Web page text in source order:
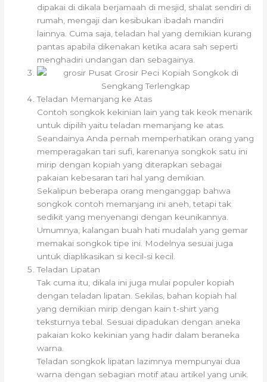
dipakai di dikala berjamaah di mesjid, shalat sendiri di
rumah, mengaji dan kesibukan ibadah mandiri
lainnya. Cuma saja, teladan hal yang demikian kurang
pantas apabila dikenakan ketika acara sah seperti
menghadiri undangan dan sebagainya.
Teladan Memanjang ke Atas
Contoh songkok kekinian lain yang tak keok menarik
untuk dipilih yaitu teladan memanjang ke atas.
Seandainya Anda pernah memperhatikan orang yang
memperagakan tari sufi, karenanya songkok satu ini
mirip dengan kopiah yang diterapkan sebagai
pakaian kebesaran tari hal yang demikian.
Sekalipun beberapa orang menganggap bahwa
songkok contoh memanjang ini aneh, tetapi tak
sedikit yang menyenangi dengan keunikannya.
Umumnya, kalangan buah hati mudalah yang gemar
memakai songkok tipe ini. Modelnya sesuai juga
untuk diaplikasikan si kecil-si kecil.
Teladan Lipatan
Tak cuma itu, dikala ini juga mulai populer kopiah
dengan teladan lipatan. Sekilas, bahan kopiah hal
yang demikian mirip dengan kain t-shirt yang
teksturnya tebal. Sesuai dipadukan dengan aneka
pakaian koko kekinian yang hadir dalam beraneka
warna.
Teladan songkok lipatan lazimnya mempunyai dua
warna dengan sebagian motif atau artikel yang unik.